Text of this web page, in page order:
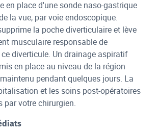
en place d'une sonde naso-gastrique
la vue, par voie endoscopique.
la poche diverticulaire et lève
musculaire responsable de
diverticule. Un drainage aspiratif
en place au niveau de la région
pendant quelques jours. La
et les soins post-opératoires
par votre chirurgien.